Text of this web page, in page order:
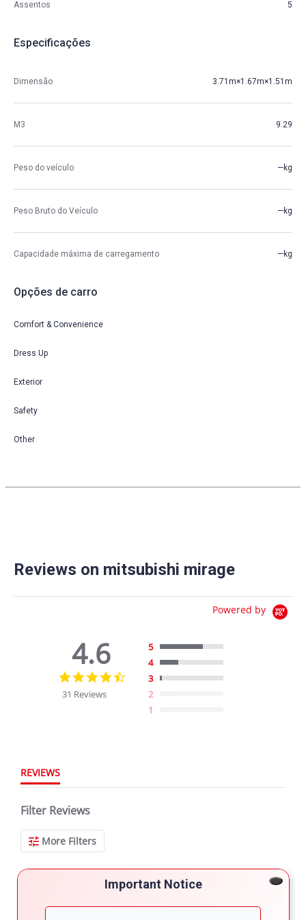
Important Notice
Assentos 5
Especificações
Dimensão 3.71m×1.67m×1.51m
M3 9.29
Peso do veículo —kg
Peso Bruto do Veículo —kg
Capacidade máxima de carregamento —kg
Opções de carro
Comfort & Convenience
Dress Up
Exterior
Safety
Other
Reviews on mitsubishi mirage
Powered by
4.6
rating
31 Reviews
5
4
3
2
1
REVIEWS
Filter Reviews
More Filters